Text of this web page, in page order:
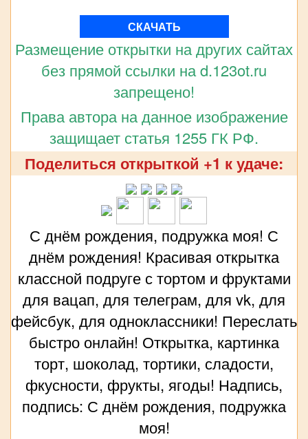
СКАЧАТЬ
Размещение открытки на других сайтах
без прямой ссылки на d.123ot.ru
запрещено!
Права автора на данное изображение
защищает статья 1255 ГК РФ.
Поделиться открыткой +1 к удаче:
С днём рождения, подружка моя! С
днём рождения! Красивая открытка
классной подруге с тортом и фруктами
для вацап, для телеграм, для vk, для
фейсбук, для одноклассники! Переслать
быстро онлайн! Открытка, картинка
торт, шоколад, тортики, сладости,
фкусности, фрукты, ягоды! Надпись,
подпись: С днём рождения, подружка
моя!